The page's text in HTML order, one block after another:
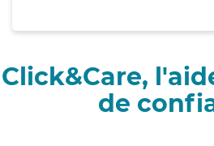
Click&Care,
de